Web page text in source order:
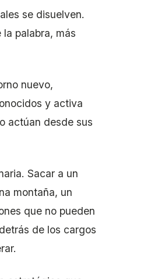
se disuelven.
palabra, más
nuevo,
y activa
actúan desde sus
Sacar a un
montaña, un
que no pueden
de los cargos